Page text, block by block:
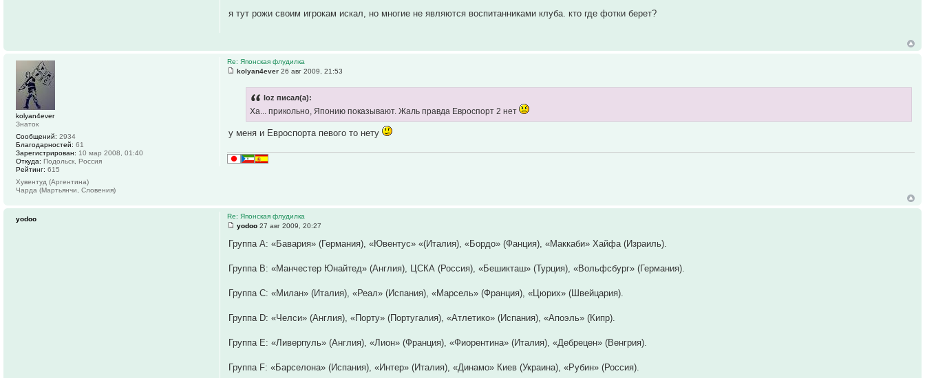
я тут рожи своим игрокам искал, но многие не являются воспитанниками клуба. кто где фотки берет?
Re: Японская флудилка
kolyan4ever 26 авг 2009, 21:53
loz писал(а):
Ха... прикольно, Японию показывают. Жаль правда Евроспорт 2 нет
у меня и Евроспорта певого то нету
kolyan4ever
Знаток
Сообщений: 2934
Благодарностей: 61
Зарегистрирован: 10 мар 2008, 01:40
Откуда: Подольск, Россия
Рейтинг: 615
Хувентуд (Аргентина)
Чарда (Мартьянчи, Словения)
Re: Японская флудилка
yodoo 27 авг 2009, 20:27
Группа A: «Бавария» (Германия), «Ювентус» «(Италия), «Бордо» (Фанция), «Маккаби» Хайфа (Израиль).
Группа B: «Манчестер Юнайтед» (Англия), ЦСКА (Россия), «Бешикташ» (Турция), «Вольфсбург» (Германия).
Группа С: «Милан» (Италия), «Реал» (Испания), «Марсель» (Франция), «Цюрих» (Швейцария).
Группа D: «Челси» (Англия), «Порту» (Португалия), «Атлетико» (Испания), «Апоэль» (Кипр).
Группа E: «Ливерпуль» (Англия), «Лион» (Франция), «Фиорентина» (Италия), «Дебрецен» (Венгрия).
Группа F: «Барселона» (Испания), «Интер» (Италия), «Динамо» Киев (Украина), «Рубин» (Россия).
yodoo